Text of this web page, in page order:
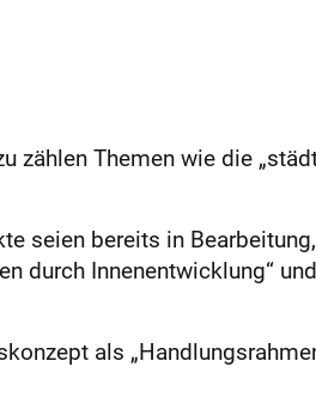
zählen Themen wie die
seien bereits in
durch Innenentwicklung“
als